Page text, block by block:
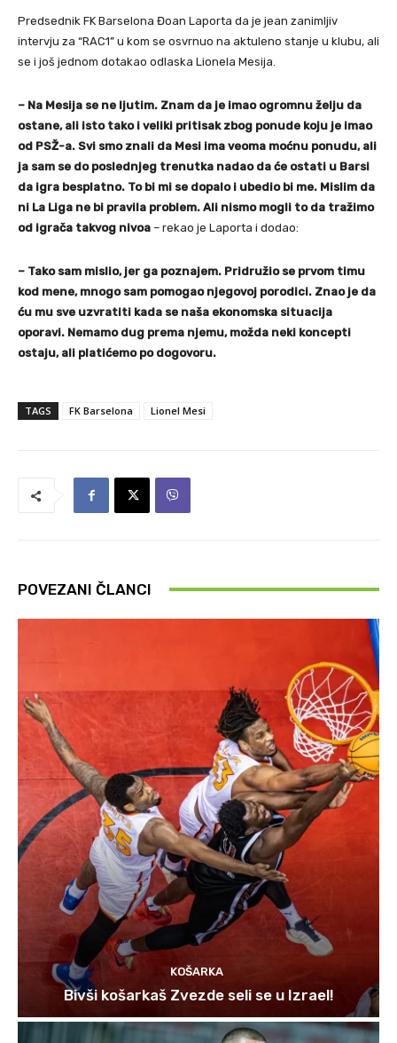
Predsednik FK Barselona Đoan Laporta da je jean zanimljiv
intervju za “RAC1” u kom se osvrnuo na aktuleno stanje u klubu, ali
se i još jednom dotakao odlaska Lionela Mesija.
– Na Mesija se ne ljutim. Znam da je imao ogromnu želju da
ostane, ali isto tako i veliki pritisak zbog ponude koju je imao
od PSŽ-a. Svi smo znali da Mesi ima veoma moćnu ponudu, ali
ja sam se do poslednjeg trenutka nadao da će ostati u Barsi
da igra besplatno. To bi mi se dopalo i ubedio bi me. Mislim da
ni La Liga ne bi pravila problem. Ali nismo mogli to da tražimo
od igrača takvog nivoa – rekao je Laporta i dodao:
– Tako sam mislio, jer ga poznajem. Pridružio se prvom timu
kod mene, mnogo sam pomogao njegovoj porodici. Znao je da
ću mu sve uzvratiti kada se naša ekonomska situacija
oporavi. Nemamo dug prema njemu, možda neki koncepti
ostaju, ali platićemo po dogovoru.
TAGS FK Barselona Lionel Mesi
POVEZANI ČLANCI
KOŠARKA
Bivši košarkaš Zvezde seli se u Izrael!